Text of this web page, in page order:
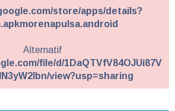
store/apps/details?
Alternatif
file/d/1DaQTVfV84OJUi87V
view?usp=sharing